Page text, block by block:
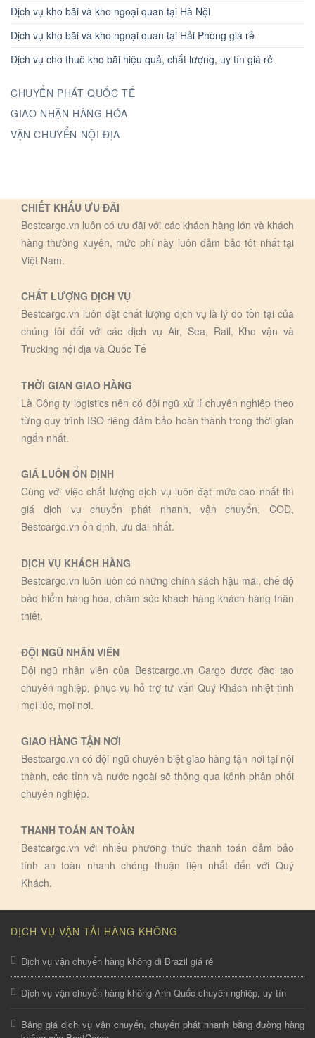
Dịch vụ kho bãi và kho ngoại quan tại Hà Nội
Dịch vụ kho bãi và kho ngoại quan tại Hải Phòng giá rẻ
Dịch vụ cho thuê kho bãi hiệu quả, chất lượng, uy tín giá rẻ
CHUYỂN PHÁT QUỐC TẾ
GIAO NHẬN HÀNG HÓA
VẬN CHUYỂN NỘI ĐỊA
CHIẾT KHẤU ƯU ĐÃI
Bestcargo.vn luôn có ưu đãi với các khách hàng lớn và khách
hàng thường xuyên, mức phí này luôn đảm bảo tôt nhất tại
Việt Nam.
CHẤT LƯỢNG DỊCH VỤ
Bestcargo.vn luôn đặt chất lượng dịch vụ là lý do tồn tại của
chúng tôi đối với các dịch vụ Air, Sea, Rail, Kho vận và
Trucking nội địa và Quốc Tế
THỜI GIAN GIAO HÀNG
Là Công ty logistics nên có đội ngũ xử lí chuyên nghiệp theo
từng quy trình ISO riêng đảm bảo hoàn thành trong thời gian
ngắn nhất.
GIÁ LUÔN ỔN ĐỊNH
Cùng với việc chất lượng dịch vụ luôn đạt mức cao nhất thì
giá dịch vụ chuyển phát nhanh, vận chuyển, COD,
Bestcargo.vn ổn định, ưu đãi nhất.
DỊCH VỤ KHÁCH HÀNG
Bestcargo.vn luôn luôn có những chính sách hậu mãi, chế độ
bảo hiểm hàng hóa, chăm sóc khách hàng khách hàng thân
thiết.
ĐỘI NGŨ NHÂN VIÊN
Đội ngũ nhân viên của Bestcargo.vn Cargo được đào tạo
chuyên nghiệp, phục vụ hỗ trợ tư vấn Quý Khách nhiệt tình
mọi lúc, mọi nơi.
GIAO HÀNG TẬN NƠI
Bestcargo.vn có đội ngũ chuyên biệt giao hàng tận nơi tại nội
thành, các tỉnh và nước ngoài sẽ thông qua kênh phân phối
chuyên nghiệp.
THANH TOÁN AN TOÀN
Bestcargo.vn với nhiếu phương thức thanh toán đảm bảo
tính an toàn nhanh chóng thuận tiện nhất đến với Quý
Khách.
DỊCH VỤ VẬN TẢI HÀNG KHÔNG
Dịch vụ vận chuyển hàng không đi Brazil giá rẻ
Dịch vụ vận chuyển hàng không Anh Quốc chuyên nghiệp, uy tín
Bảng giá dịch vụ vận chuyển, chuyển phát nhanh bằng đường hàng